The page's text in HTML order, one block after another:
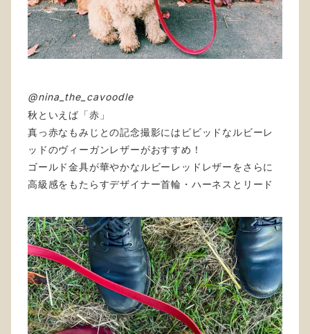
@nina_the_cavoodle
秋といえば「赤」
真っ赤なもみじとの記念撮影にはビビッドなルビーレ
ッドのヴィーガンレザーがおすすめ！
ゴールド金具が華やかなルビーレッドレザーをさらに
高級感をもたらすデザイナー首輪・ハーネスとリード